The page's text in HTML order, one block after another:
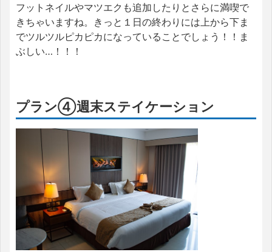
フットネイルやマツエクも追加したりとさらに満喫で
きちゃいますね。きっと１日の終わりには上から下ま
でツルツルピカピカになっていることでしょう！！ま
ぶしい…！！！
プラン④週末ステイケーション